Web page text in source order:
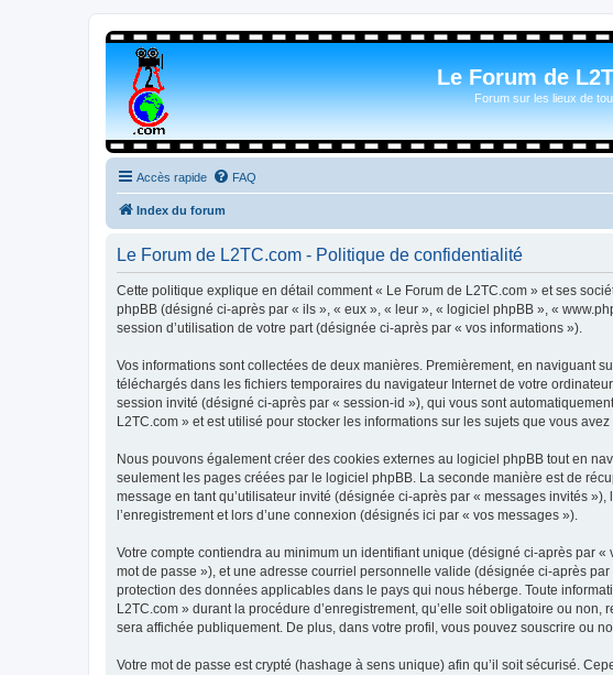
Le Forum de
Forum sur les lieux de
Accès rapide FAQ
Index du forum
Le Forum de L2TC.com - Politique de confidentialité
Cette politique explique en détail comment « Le Forum de L2TC.com » et ses
phpBB (désigné ci-après par « ils », « eux », « leur », « logiciel phpBB », «
session d’utilisation de votre part (désignée ci-après par « vos informations »).
Vos informations sont collectées de deux manières. Premièrement, en naviguant
téléchargés dans les fichiers temporaires du navigateur Internet de votre
session invité (désigné ci-après par « session-id »), qui vous sont
L2TC.com » et est utilisé pour stocker les informations sur les sujets que vous
Nous pouvons également créer des cookies externes au logiciel phpBB tout en
seulement les pages créées par le logiciel phpBB. La seconde manière est de
message en tant qu’utilisateur invité (désignée ci-après par « messages invités
l’enregistrement et lors d’une connexion (désignés ici par « vos messages »).
Votre compte contiendra au minimum un identifiant unique (désigné ci-après par
mot de passe »), et une adresse courriel personnelle valide (désignée ci-après
protection des données applicables dans le pays qui nous héberge. Toute
L2TC.com » durant la procédure d’enregistrement, qu’elle soit obligatoire ou
sera affichée publiquement. De plus, dans votre profil, vous pouvez souscrire ou
Votre mot de passe est crypté (hashage à sens unique) afin qu’il soit sécurisé.